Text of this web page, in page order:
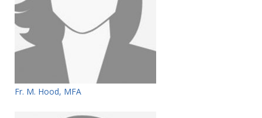
Fr. M. Hood, MFA